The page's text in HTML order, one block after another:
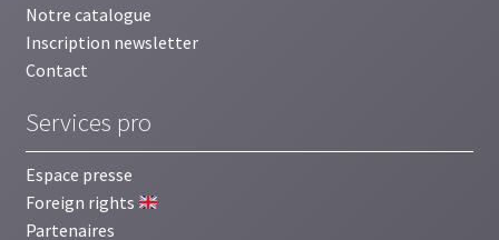
Notre catalogue
Inscription newsletter
Contact
Services pro
Espace presse
Foreign rights
Partenaires